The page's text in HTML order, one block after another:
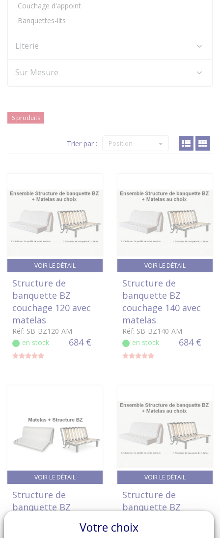
Couchage d'appoint
Banquettes-lits
Literie
Sur Mesure
6 produits
Trier par : Position
VOIR LE DÉTAIL
Structure de
banquette BZ
couchage 120 avec
matelas
Réf: SB-BZ120-AM
en stock
684 €
VOIR LE DÉTAIL
Structure de
banquette BZ
couchage 140 avec
matelas
Réf: SB-BZ140-AM
en stock
684 €
VOIR LE DÉTAIL
Structure de
banquette BZ
matelas 12 CM HD
VOIR LE DÉTAIL
Structure de
banquette BZ
matelas
Votre choix